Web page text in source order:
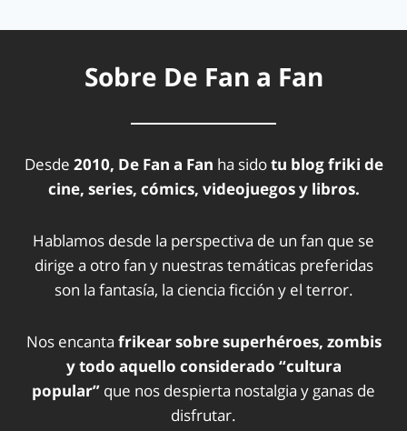
Sobre De Fan a Fan
Desde 2010, De Fan a Fan ha sidotu blog friki de
cine, series, cómics, videojuegos y libros.
Hablamos desde la perspectiva de un fan que se
dirige a otro fan y nuestras temáticas preferidas
son la fantasía, la ciencia ficción y el terror.
Nos encanta frikear sobre superhéroes, zombis
y todo aquello considerado “cultura
popular” que nos despierta nostalgia y ganas de
disfrutar.